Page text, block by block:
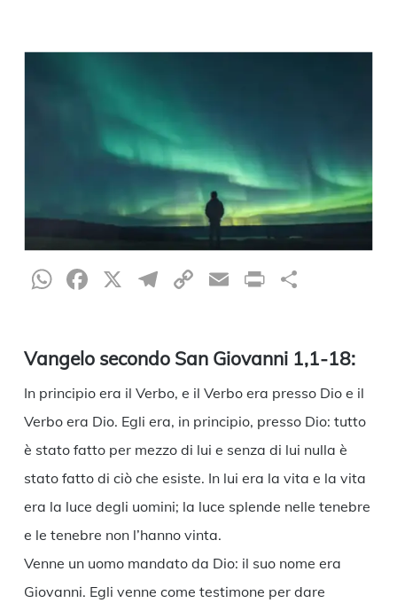
WhatsApp
Facebook
X Telegram
CopyEmailPrint
Vangelo secondo San Giovanni 1,1-18:
In principio era il Verbo, e il Verbo era presso Dio e il
Verbo era Dio. Egli era, in principio, presso Dio: tutto
è stato fatto per mezzo di lui e senza di lui nulla è
stato fatto di ciò che esiste. In lui era la vita e la vita
era la luce degli uomini; la luce splende nelle tenebre
e le tenebre non l’hanno vinta.
Venne un uomo mandato da Dio: il suo nome era
Giovanni. Egli venne come testimone per dare